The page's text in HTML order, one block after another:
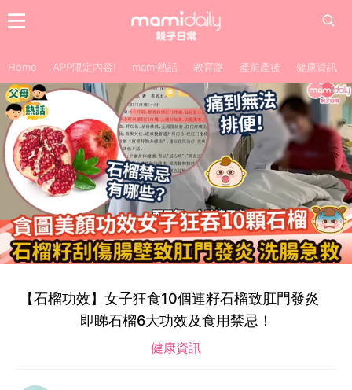
Home APP限定內容! mami熱話 教育路 產前產後 健康資訊
【石榴功效】女子狂食10個連籽石榴致肛門發炎
即睇石榴6大功效及食用禁忌！
健康資訊